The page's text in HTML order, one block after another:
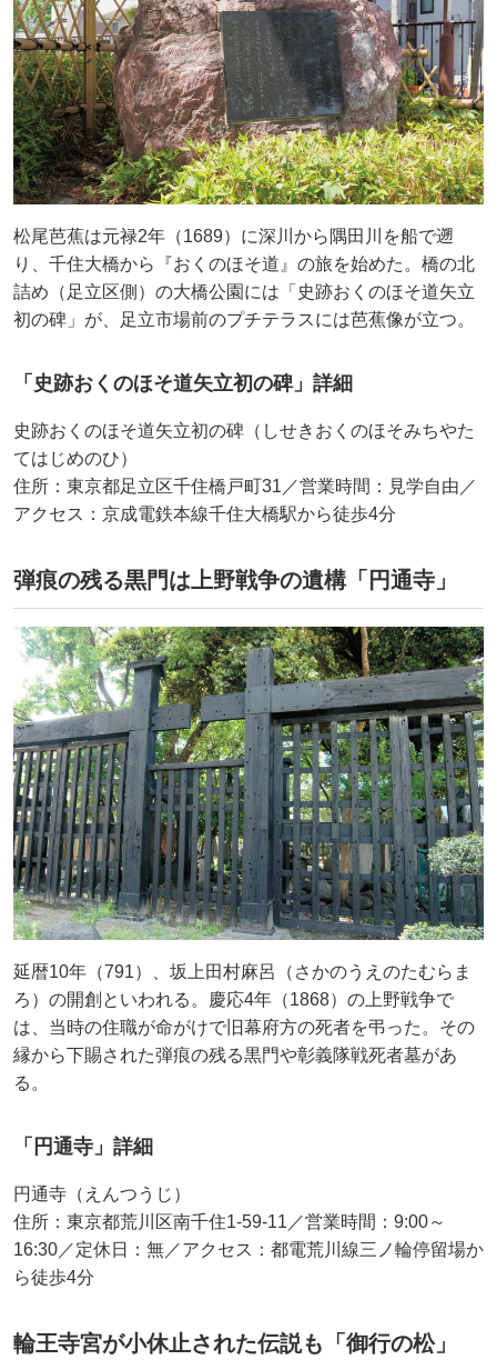
松尾芭蕉は元禄2年（1689）に深川から隅田川を船で遡
り、千住大橋から『おくのほそ道』の旅を始めた。橋の北
詰め（足立区側）の大橋公園には「史跡おくのほそ道矢立
初の碑」が、足立市場前のプチテラスには芭蕉像が立つ。
「史跡おくのほそ道矢立初の碑」詳細
史跡おくのほそ道矢立初の碑（しせきおくのほそみちやた
てはじめのひ）
住所：東京都足立区千住橋戸町31／営業時間：見学自由／
アクセス：京成電鉄本線千住大橋駅から徒歩4分
弾痕の残る黒門は上野戦争の遺構「円通寺」
延暦10年（791）、坂上田村麻呂（さかのうえのたむらま
ろ）の開創といわれる。慶応4年（1868）の上野戦争で
は、当時の住職が命がけで旧幕府方の死者を弔った。その
縁から下賜された弾痕の残る黒門や彰義隊戦死者墓があ
る。
「円通寺」詳細
円通寺（えんつうじ）
住所：東京都荒川区南千住1-59-11／営業時間：9:00～
16:30／定休日：無／アクセス：都電荒川線三ノ輪停留場か
ら徒歩4分
輪王寺宮が小休止された伝説も「御行の松」